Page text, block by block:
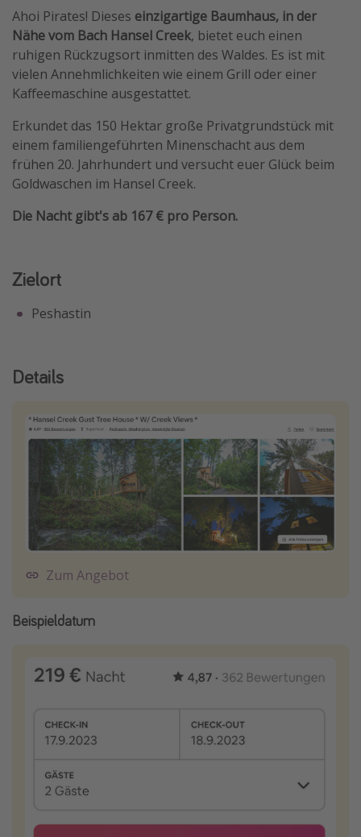
Reise Journal
Familienurlaub in der Türkei
Rundreisen in Thailand
Reisepassfreie Reiseziele
Travel Know How
Silvesterreisen
Last Minute Urlaub Mallorca
Ahoi Pirates! Dieses einzigartige Baumhaus, in der
Nähe vom Bach Hansel Creek, bietet euch einen
ruhigen Rückzugsort inmitten des Waldes. Es ist mit
vielen Annehmlichkeiten wie einem Grill oder einer
Kaffeemaschine ausgestattet.
Erkundet das 150 Hektar große Privatgrundstück mit
einem familiengeführten Minenschacht aus dem
frühen 20. Jahrhundert und versucht euer Glück beim
Goldwaschen im Hansel Creek.
Die Nacht gibt's ab 167 € pro Person.
Zielort
Peshastin
Details
Zum Angebot
Beispieldatum